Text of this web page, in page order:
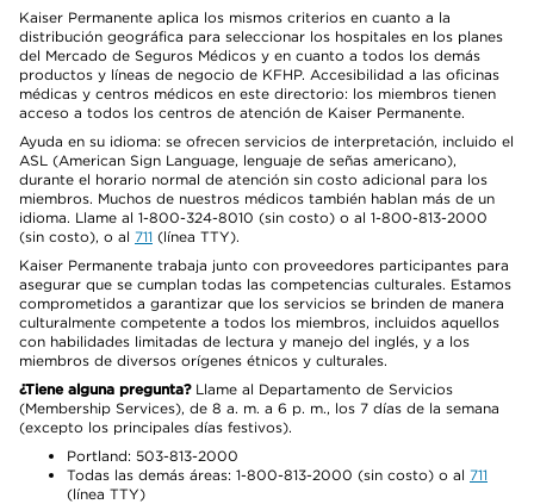
Kaiser Permanente aplica los mismos criterios en cuanto a la
distribución geográfica para seleccionar los hospitales en los planes
del Mercado de Seguros Médicos y en cuanto a todos los demás
productos y líneas de negocio de KFHP. Accesibilidad a las oficinas
médicas y centros médicos en este directorio: los miembros tienen
acceso a todos los centros de atención de Kaiser Permanente.
Ayuda en su idioma: se ofrecen servicios de interpretación, incluido el
ASL (American Sign Language, lenguaje de señas americano),
durante el horario normal de atención sin costo adicional para los
miembros. Muchos de nuestros médicos también hablan más de un
idioma. Llame al 1-800-324-8010 (sin costo) o al 1-800-813-2000
(sin costo), o al 711 (línea TTY).
Kaiser Permanente trabaja junto con proveedores participantes para
asegurar que se cumplan todas las competencias culturales. Estamos
comprometidos a garantizar que los servicios se brinden de manera
culturalmente competente a todos los miembros, incluidos aquellos
con habilidades limitadas de lectura y manejo del inglés, y a los
miembros de diversos orígenes étnicos y culturales.
¿Tiene alguna pregunta?Llame al Departamento de Servicios
(Membership Services), de 8 a. m. a 6 p. m., los 7 días de la semana
(excepto los principales días festivos).
Portland: 503-813-2000
Todas las demás áreas: 1-800-813-2000 (sin costo) o al 711
(línea TTY)